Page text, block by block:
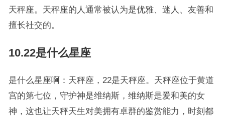
天秤座。天秤座的人通常被认为是优雅、迷人、友善和
擅长社交的。
10.22是什么星座
是什么星座啊：天秤座，22是天秤座。天秤座位于黄道
宫的第七位，守护神是维纳斯，维纳斯是爱和美的女
神，这也让天秤天生对美拥有卓群的鉴赏能力，时刻都